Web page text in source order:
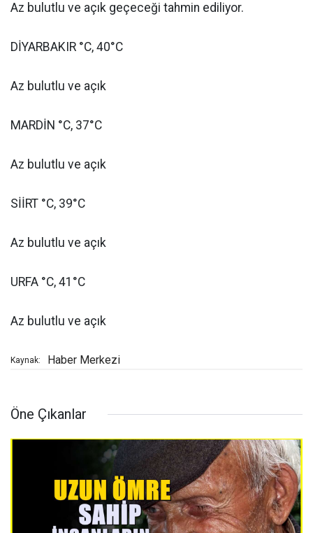
Az bulutlu ve açık geçeceği tahmin ediliyor.
DİYARBAKIR °C, 40°C
Az bulutlu ve açık
MARDİN °C, 37°C
Az bulutlu ve açık
SİİRT °C, 39°C
Az bulutlu ve açık
URFA °C, 41°C
Az bulutlu ve açık
Kaynak: Haber Merkezi
Öne Çıkanlar